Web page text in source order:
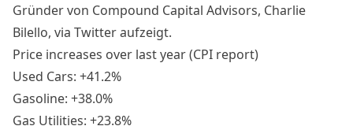
Gründer von Compound Capital Advisors, Charlie
Bilello, via Twitter aufzeigt.
Price increases over last year (CPI report)
Used Cars: +41.2%
Gasoline: +38.0%
Gas Utilities: +23.8%